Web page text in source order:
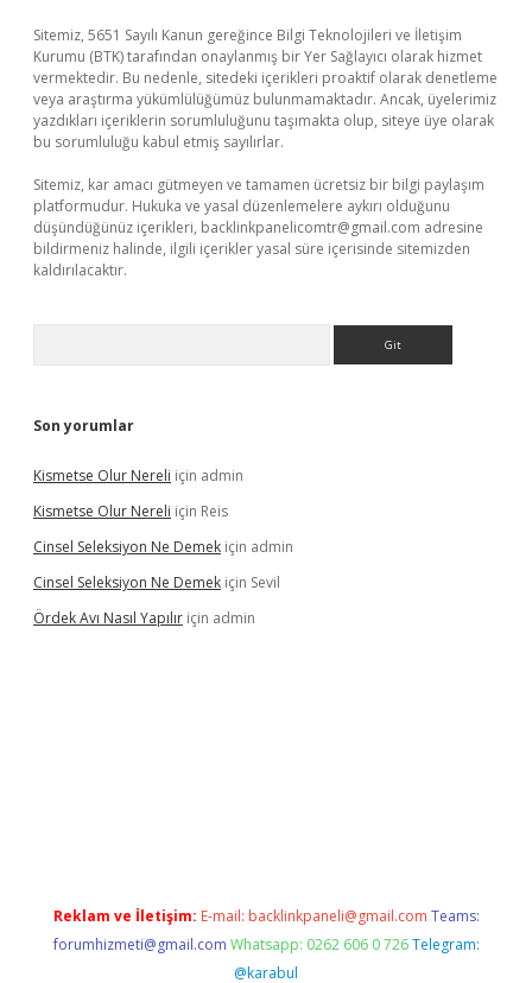
Sitemiz, 5651 Sayılı Kanun gereğince Bilgi Teknolojileri ve İletişim
Kurumu (BTK) tarafından onaylanmış bir Yer Sağlayıcı olarak hizmet
vermektedir. Bu nedenle, sitedeki içerikleri proaktif olarak denetleme
veya araştırma yükümlülüğümüz bulunmamaktadır. Ancak, üyelerimiz
yazdıkları içeriklerin sorumluluğunu taşımakta olup, siteye üye olarak
bu sorumluluğu kabul etmiş sayılırlar.
Sitemiz, kar amacı gütmeyen ve tamamen ücretsiz bir bilgi paylaşım
platformudur. Hukuka ve yasal düzenlemelere aykırı olduğunu
düşündüğünüz içerikleri, backlinkpanelicomtr@gmail.com adresine
bildirmeniz halinde, ilgili içerikler yasal süre içerisinde sitemizden
kaldırılacaktır.
Son yorumlar
Kismetse Olur Nereli için admin
Kismetse Olur Nereli için Reis
Cinsel Seleksiyon Ne Demek için admin
Cinsel Seleksiyon Ne Demek için Sevil
Ördek Avı Nasıl Yapılır için admin
Reklam ve İletişim: E-mail: backlinkpaneli@gmail.com Teams:
forumhizmeti@gmail.com Whatsapp: 0262 606 0 726 Telegram:
@karabul